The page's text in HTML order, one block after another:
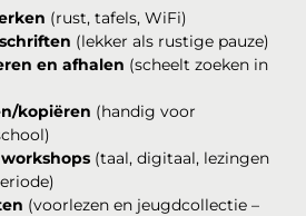
(rust, tafels, WiFi)
(lekker als rustige pauze)
en afhalen (scheelt zoeken in
kopiëren (handig voor
(taal, digitaal, lezingen
(voorlezen en jeugdcollectie –